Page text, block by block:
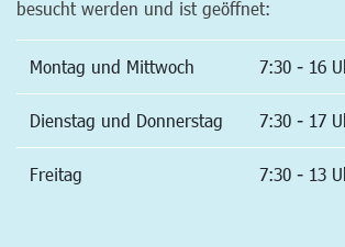
besucht werden und ist geöffnet:
Montag und Mittwoch 7:30 - 16
Dienstag und Donnerstag 7:30 - 17
Freitag 7:30 - 13